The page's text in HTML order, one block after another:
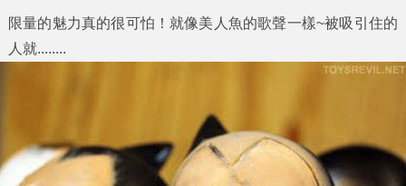
限量的魅力真的很可怕！就像美人魚的歌聲一樣~被吸引住的
人就........